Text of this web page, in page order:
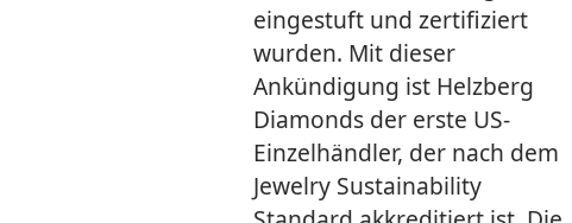
eingestuft und zertifiziert
wurden. Mit dieser
Ankündigung ist Helzberg
Diamonds der erste US-
Einzelhändler, der nach dem
Jewelry Sustainability